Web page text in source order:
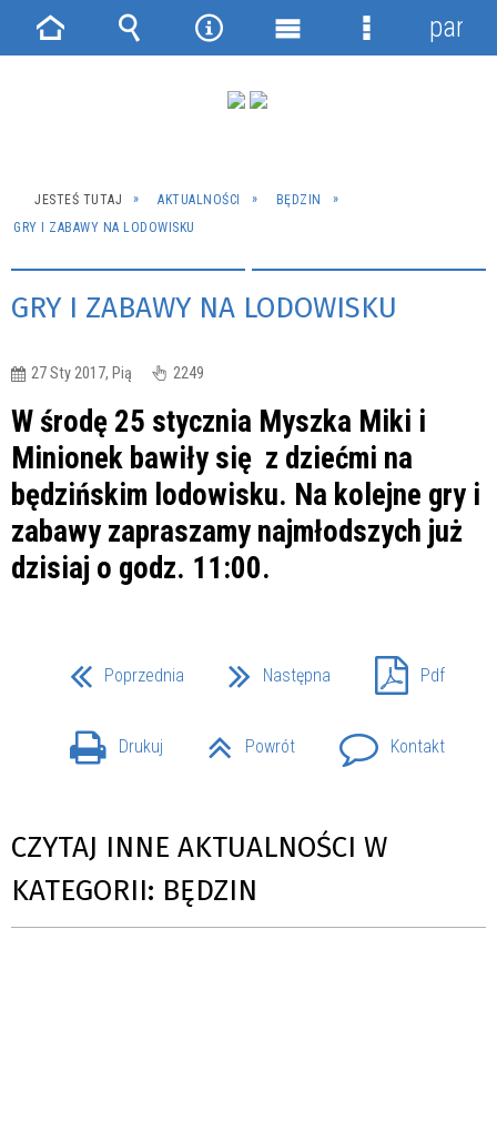
JESTEŚ TUTAJ AKTUALNOŚCI
BĘDZIN
GRY I ZABAWY NA LODOWISKU
GRY I ZABAWY NA LODOWISKU
27 Sty 2017, Pią 2249
W środę 25 stycznia Myszka Miki i
Minionek bawiły się z dziećmi na
będzińskim lodowisku. Na kolejne gry i
zabawy zapraszamy najmłodszych już
dzisiaj o godz. 11:00.
Poprzednia Następna Pdf
Drukuj Powrót Kontakt
CZYTAJ INNE AKTUALNOŚCI W
KATEGORII: BĘDZIN
Strona Wyszukiwarka
NarzędziaMenu
Menu
panel